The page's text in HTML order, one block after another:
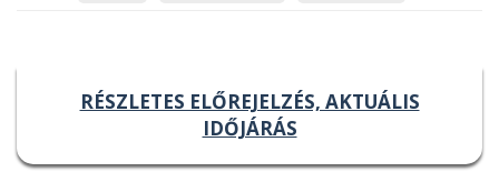
RÉSZLETES ELŐREJELZÉS, AKTUÁLIS
IDŐJÁRÁS